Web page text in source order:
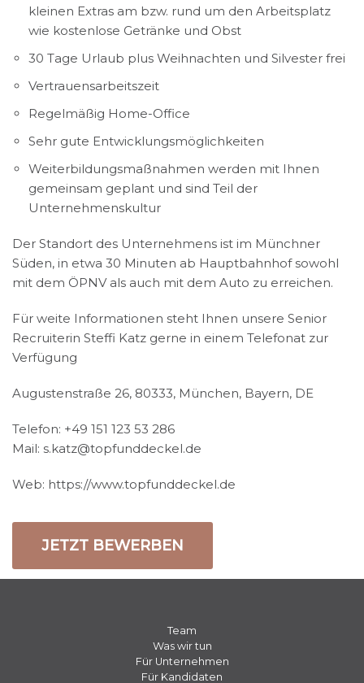
kleinen Extras am bzw. rund um den Arbeitsplatz
wie kostenlose Getränke und Obst
30 Tage Urlaub plus Weihnachten und Silvester frei
Vertrauensarbeitszeit
Regelmäßig Home-Office
Sehr gute Entwicklungsmöglichkeiten
Weiterbildungsmaßnahmen werden mit Ihnen
gemeinsam geplant und sind Teil der
Unternehmenskultur
Der Standort des Unternehmens ist im Münchner
Süden, in etwa 30 Minuten ab Hauptbahnhof sowohl
mit dem ÖPNV als auch mit dem Auto zu erreichen.
Für weite Informationen steht Ihnen unsere Senior
Recruiterin Steffi Katz gerne in einem Telefonat zur
Verfügung
Augustenstraße 26, 80333, München, Bayern, DE
Telefon: +49 151 123 53 286
Mail: s.katz@topfunddeckel.de
Web: https://www.topfunddeckel.de
JETZT BEWERBEN
Team
Was wir tun
Für Unternehmen
Für Kandidaten